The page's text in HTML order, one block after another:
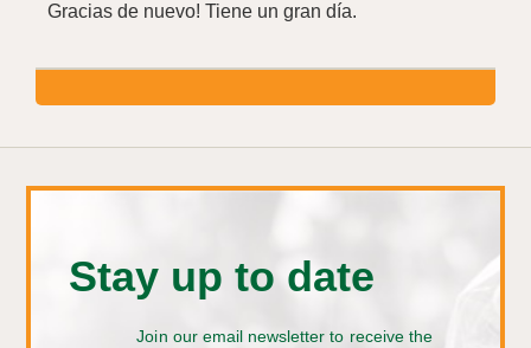
Gracias de nuevo! Tiene un gran día.
Stay up to date
Join our email newsletter to receive the